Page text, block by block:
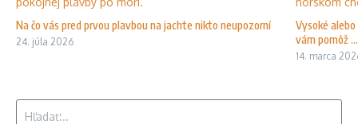
Na čo vás pred prvou plavbou na jachte nikto neupozorní
24. júla 2026
Vysoké
vám pomôž ...
14. marca